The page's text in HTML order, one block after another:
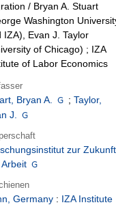
/ Bryan A. Stuart
Washington
IZA), Evan J. Taylor
of Chicago) ; IZA
of Labor Economics
Bryan A. ; Taylor,
J.
zur Zukunft
Germany : IZA Institute